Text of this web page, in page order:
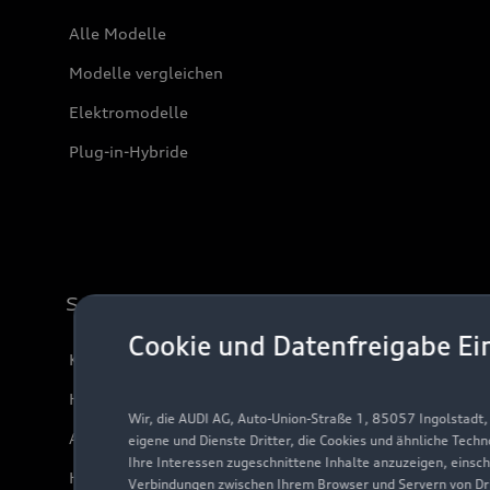
Cookie und Datenfreigabe
Wir, die AUDI AG, Auto-Union-Straße 1, 85057
eigene und Dienste Dritter, die Cookies und ähnliche
Ihre Interessen zugeschnittene Inhalte anzuzeigen,
Verbindungen zwischen Ihrem Browser und Servern von
Alle Modelle
Modelle vergleichen
Elektromodelle
Plug-in-Hybride
Support
Kundenservice
Händlersuche
Audi Code
Häufige Fragen (FAQ)